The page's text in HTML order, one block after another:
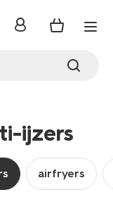
inloggen
ijzers
airfryers